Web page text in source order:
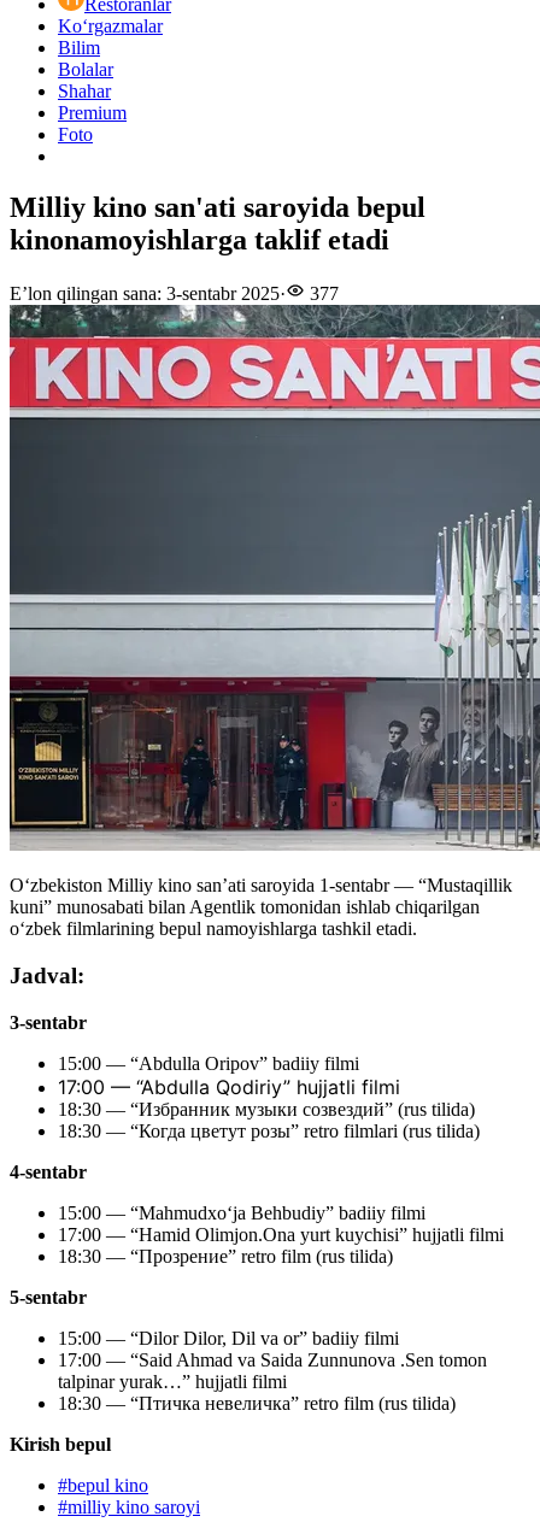
Restoranlar
Ko‘rgazmalar
Bilim
Bolalar
Shahar
Premium
Foto
Milliy kino san'ati saroyida bepul
kinonamoyishlarga taklif etadi
E’lon qilingan sana: 3-sentabr 2025· 377
O‘zbekiston Milliy kino san’ati saroyida 1-sentabr — “Mustaqillik
kuni” munosabati bilan Agentlik tomonidan ishlab chiqarilgan
o‘zbek filmlarining bepul namoyishlarga tashkil etadi.
Jadval:
3-sentabr
15:00 — “Abdulla Oripov” badiiy filmi
17:00 — “Abdulla Qodiriy” hujjatli filmi
18:30 — “Избранник музыки созвездий” (rus tilida)
18:30 — “Когда цветут розы” retro filmlari (rus tilida)
4-sentabr
15:00 — “Mahmudxo‘ja Behbudiy” badiiy filmi
17:00 — “Hamid Olimjon.Ona yurt kuychisi” hujjatli filmi
18:30 — “Прозрение” retro film (rus tilida)
5-sentabr
15:00 — “Dilor Dilor, Dil va or” badiiy filmi
17:00 — “Said Ahmad va Saida Zunnunova .Sen tomon
talpinar yurak…” hujjatli filmi
18:30 — “Птичка невеличка” retro film (rus tilida)
Kirish bepul
#bepul kino
#milliy kino saroyi